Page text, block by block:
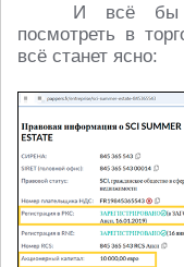
И всё бы
посмотреть в
всё станет ясно: